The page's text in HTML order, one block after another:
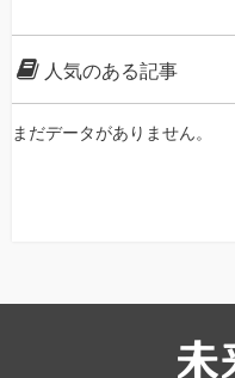
人気のある記事
まだデータがありません。